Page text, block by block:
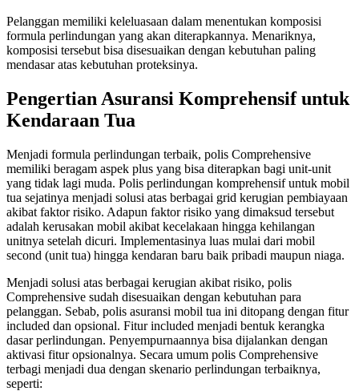
Pelanggan memiliki keleluasaan dalam menentukan komposisi
formula perlindungan yang akan diterapkannya. Menariknya,
komposisi tersebut bisa disesuaikan dengan kebutuhan paling
mendasar atas kebutuhan proteksinya.
Pengertian Asuransi Komprehensif untuk
Kendaraan Tua
Menjadi formula perlindungan terbaik, polis Comprehensive
memiliki beragam aspek plus yang bisa diterapkan bagi unit-unit
yang tidak lagi muda. Polis perlindungan komprehensif untuk mobil
tua sejatinya menjadi solusi atas berbagai grid kerugian pembiayaan
akibat faktor risiko. Adapun faktor risiko yang dimaksud tersebut
adalah kerusakan mobil akibat kecelakaan hingga kehilangan
unitnya setelah dicuri. Implementasinya luas mulai dari mobil
second (unit tua) hingga kendaran baru baik pribadi maupun niaga.
Menjadi solusi atas berbagai kerugian akibat risiko, polis
Comprehensive sudah disesuaikan dengan kebutuhan para
pelanggan. Sebab, polis asuransi mobil tua ini ditopang dengan fitur
included dan opsional. Fitur included menjadi bentuk kerangka
dasar perlindungan. Penyempurnaannya bisa dijalankan dengan
aktivasi fitur opsionalnya. Secara umum polis Comprehensive
terbagi menjadi dua dengan skenario perlindungan terbaiknya,
seperti: